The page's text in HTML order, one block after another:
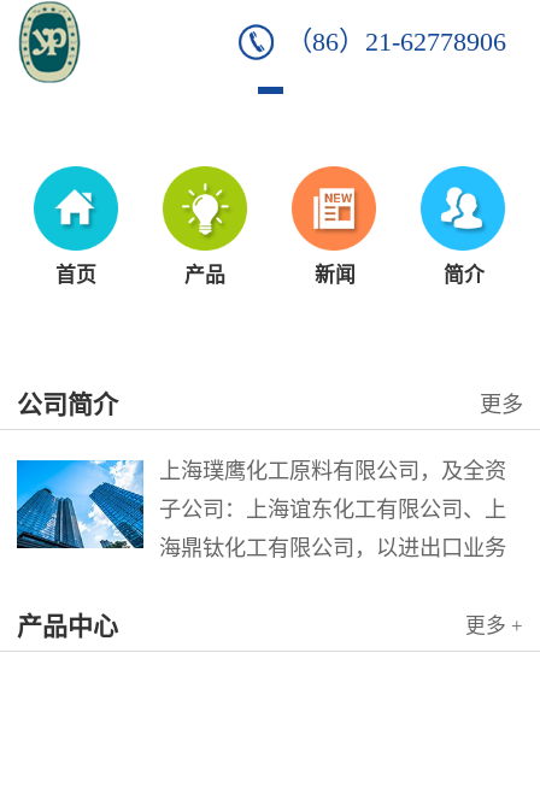
（86）21-62778906
首页 产品 新闻 简介
公司简介 更多
上海璞鹰化工原料有限公司，及全资
子公司：上海谊东化工有限公司、上
海鼎钛化工有限公司，以进出口业务
品。公司以其灵活的市场对策和创造
产品中心 更多 +